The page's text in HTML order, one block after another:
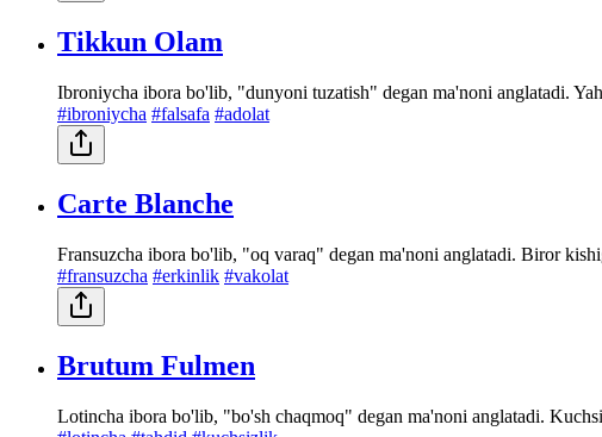
Tikkun Olam
Ibroniycha ibora bo'lib, "dunyoni tuzatish" degan ma'noni anglatadi.
#ibroniycha #falsafa #adolat
Carte Blanche
Fransuzcha ibora bo'lib, "oq varaq" degan ma'noni anglatadi. Biror
#fransuzcha #erkinlik #vakolat
Brutum Fulmen
Lotincha ibora bo'lib, "bo'sh chaqmoq" degan ma'noni anglatadi.